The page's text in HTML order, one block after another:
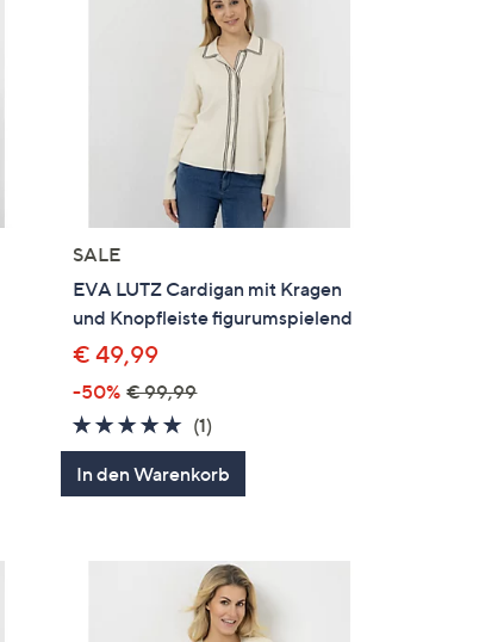
SALE
EVA LUTZ Cardigan mit Kragen
und Knopfleiste figurumspielend
€ 49,99
-50% € 99,99
5.0
von
5
(1)
Bewertungen
In den Warenkorb